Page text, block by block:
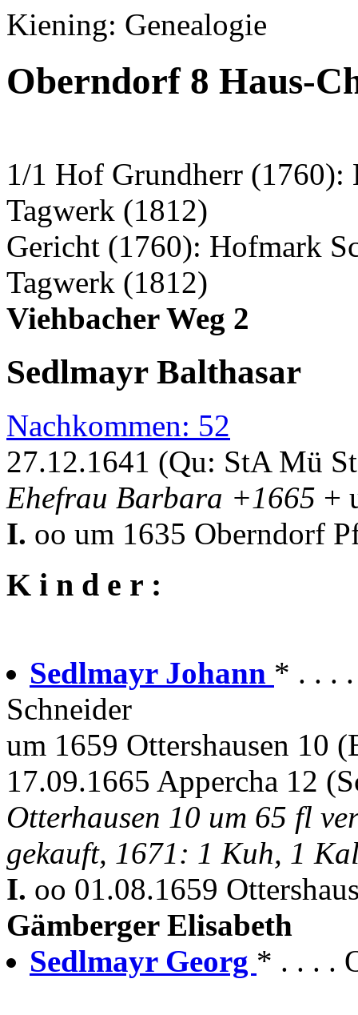
Kiening: Genealogie
Oberndorf 8 Haus-
1/1 Hof Grundherr
Tagwerk (1812)
Gericht (1760): Hofmark
Tagwerk (1812)
Viehbacher Weg 2
Sedlmayr Balthasar
Nachkommen: 52
27.12.1641 (Qu: StA Mü
Ehefrau Barbara +1665 +
I. oo um 1635 Oberndorf
K i n d e r :
Sedlmayr Johann * . . .
Schneider
um 1659 Ottershausen 10
17.09.1665 Appercha 12
Otterhausen 10 um 65 fl
gekauft, 1671: 1 Kuh, 1
I. oo 01.08.1659
Gämberger Elisabeth
Sedlmayr Georg * . . . .